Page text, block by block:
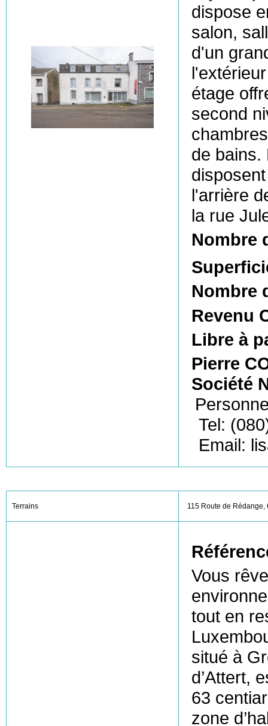
dispose
salon,
d'un
étage
second
de bains.
l'arrière
la rue
Nombre
Nombre
Revenu
Libre à
Pierre
Société
Tel:
Email:
Terrains 115 Route de Rédange,
Vous
tout en
situé à
d’Attert,
63
zone